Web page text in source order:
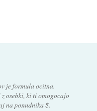
je formula ocitna.
osebki, ki ti omogocajo
na ponudnika $.